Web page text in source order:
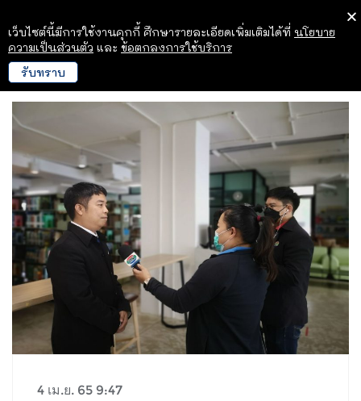
4 เม.ย. 65 9:47
เว็บไซต์นี้มีการใช้งานคุกกี้ ศึกษารายละเอียดเพิ่มเติมได้ที่ นโยบาย
ความเป็นส่วนตัว และ ข้อตกลงการใช้บริการ
รับทราบ